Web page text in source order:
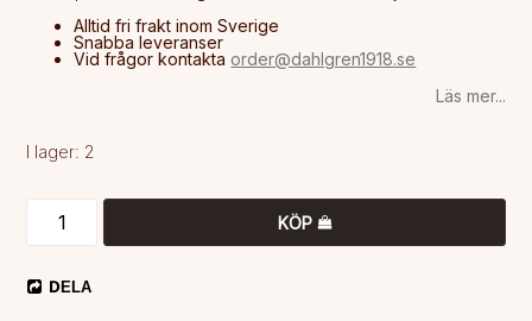
Alltid fri frakt inom Sverige
Snabba leveranser
Vid frågor kontaktaorder@dahlgren1918.se
Läs mer...
I lager: 2
KÖP
DELA